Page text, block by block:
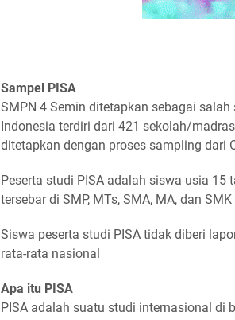
Sampel PISA
SMPN 4 Semin ditetapkan sebagai
Indonesia terdiri dari 421 sekolah/
ditetapkan dengan proses sampling dari
Peserta studi PISA adalah siswa usia 15
tersebar di SMP, MTs, SMA, MA, dan
Siswa peserta studi PISA tidak diberi
rata-rata nasional
Apa itu PISA
PISA adalah suatu studi internasional di